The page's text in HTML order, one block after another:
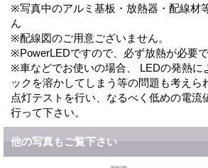
※写真中のアルミ基板・放熱器・配線材
ん
※配線図のご用意ございません。
※PowerLEDですので、必ず放熱が必要で
※車などでお使いの場合、 LEDの発熱に
ックを溶かしてしまう等の問題も考えら
点灯テストを行い、なるべく低めの電流
行って下さい。
他の写真もご覧下さい